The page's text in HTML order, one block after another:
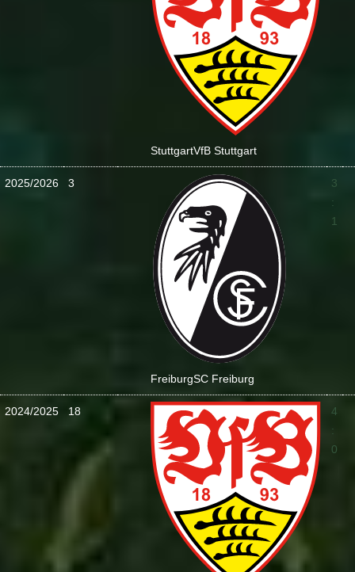
StuttgartVfB Stuttgart
2025/2026 3
FreiburgSC Freiburg
3
:
1
2024/2025 18
4
:
0